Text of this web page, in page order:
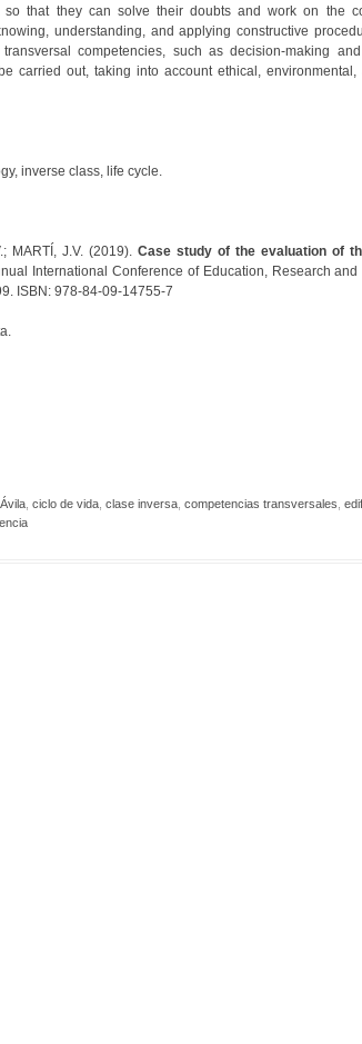
so that they can solve their doubts and work on the
understanding, and applying constructive
competencies, such as decision-making
carried out, taking into account ethical, environmental,
inverse class, life cycle.
MARTÍ, J.V. (2019). Case study of the evaluation of
International Conference of Education, Research and
ISBN: 978-84-09-14755-7
Ávila, ciclo de vida, clase inversa, competencias transversales